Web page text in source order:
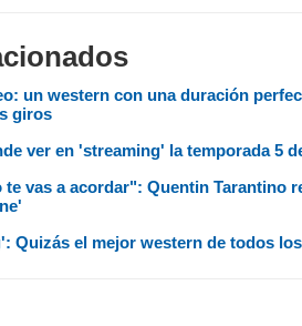
un western con una duración
giros
ver en 'streaming' la temporada 5
vas a acordar": Quentin Tarantino
Quizás el mejor western de todos